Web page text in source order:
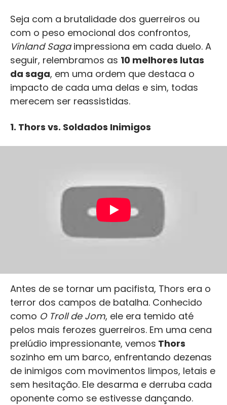
Seja com a brutalidade dos guerreiros ou
com o peso emocional dos confrontos,
Vinland Sagaimpressiona em cada duelo. A
seguir, relembramos as 10 melhores lutas
da saga, em uma ordem que destaca o
impacto de cada uma delas e sim, todas
merecem ser reassistidas.
Thors vs. Soldados Inimigos
Antes de se tornar um pacifista, Thors era o
terror dos campos de batalha. Conhecido
como O Troll de Jom, ele era temido até
pelos mais ferozes guerreiros. Em uma cena
prelúdio impressionante, vemos Thors
sozinho em um barco, enfrentando dezenas
de inimigos com movimentos limpos, letais e
sem hesitação. Ele desarma e derruba cada
oponente como se estivesse dançando.